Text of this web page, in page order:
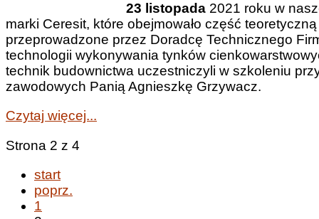
23 listopada 2021 roku w
marki Ceresit, które obejmowało część
przeprowadzone przez Doradcę Technicznego
technologii wykonywania tynków
technik budownictwa uczestniczyli w szkoleniu
zawodowych Panią Agnieszkę Grzywacz.
Czytaj więcej...
Strona 2 z 4
start
poprz.
1